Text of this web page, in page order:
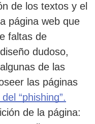
de los textos y el
página web que
faltas de
dudoso,
de las
las páginas
“phishing”.
de la página: